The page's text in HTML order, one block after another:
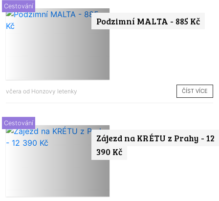
Podzimní MALTA - 885 Kč
Cestování
včera od Honzovy letenky ČÍST VÍCE
Zájezd na KRÉTU z Prahy - 12
390 Kč
Cestování